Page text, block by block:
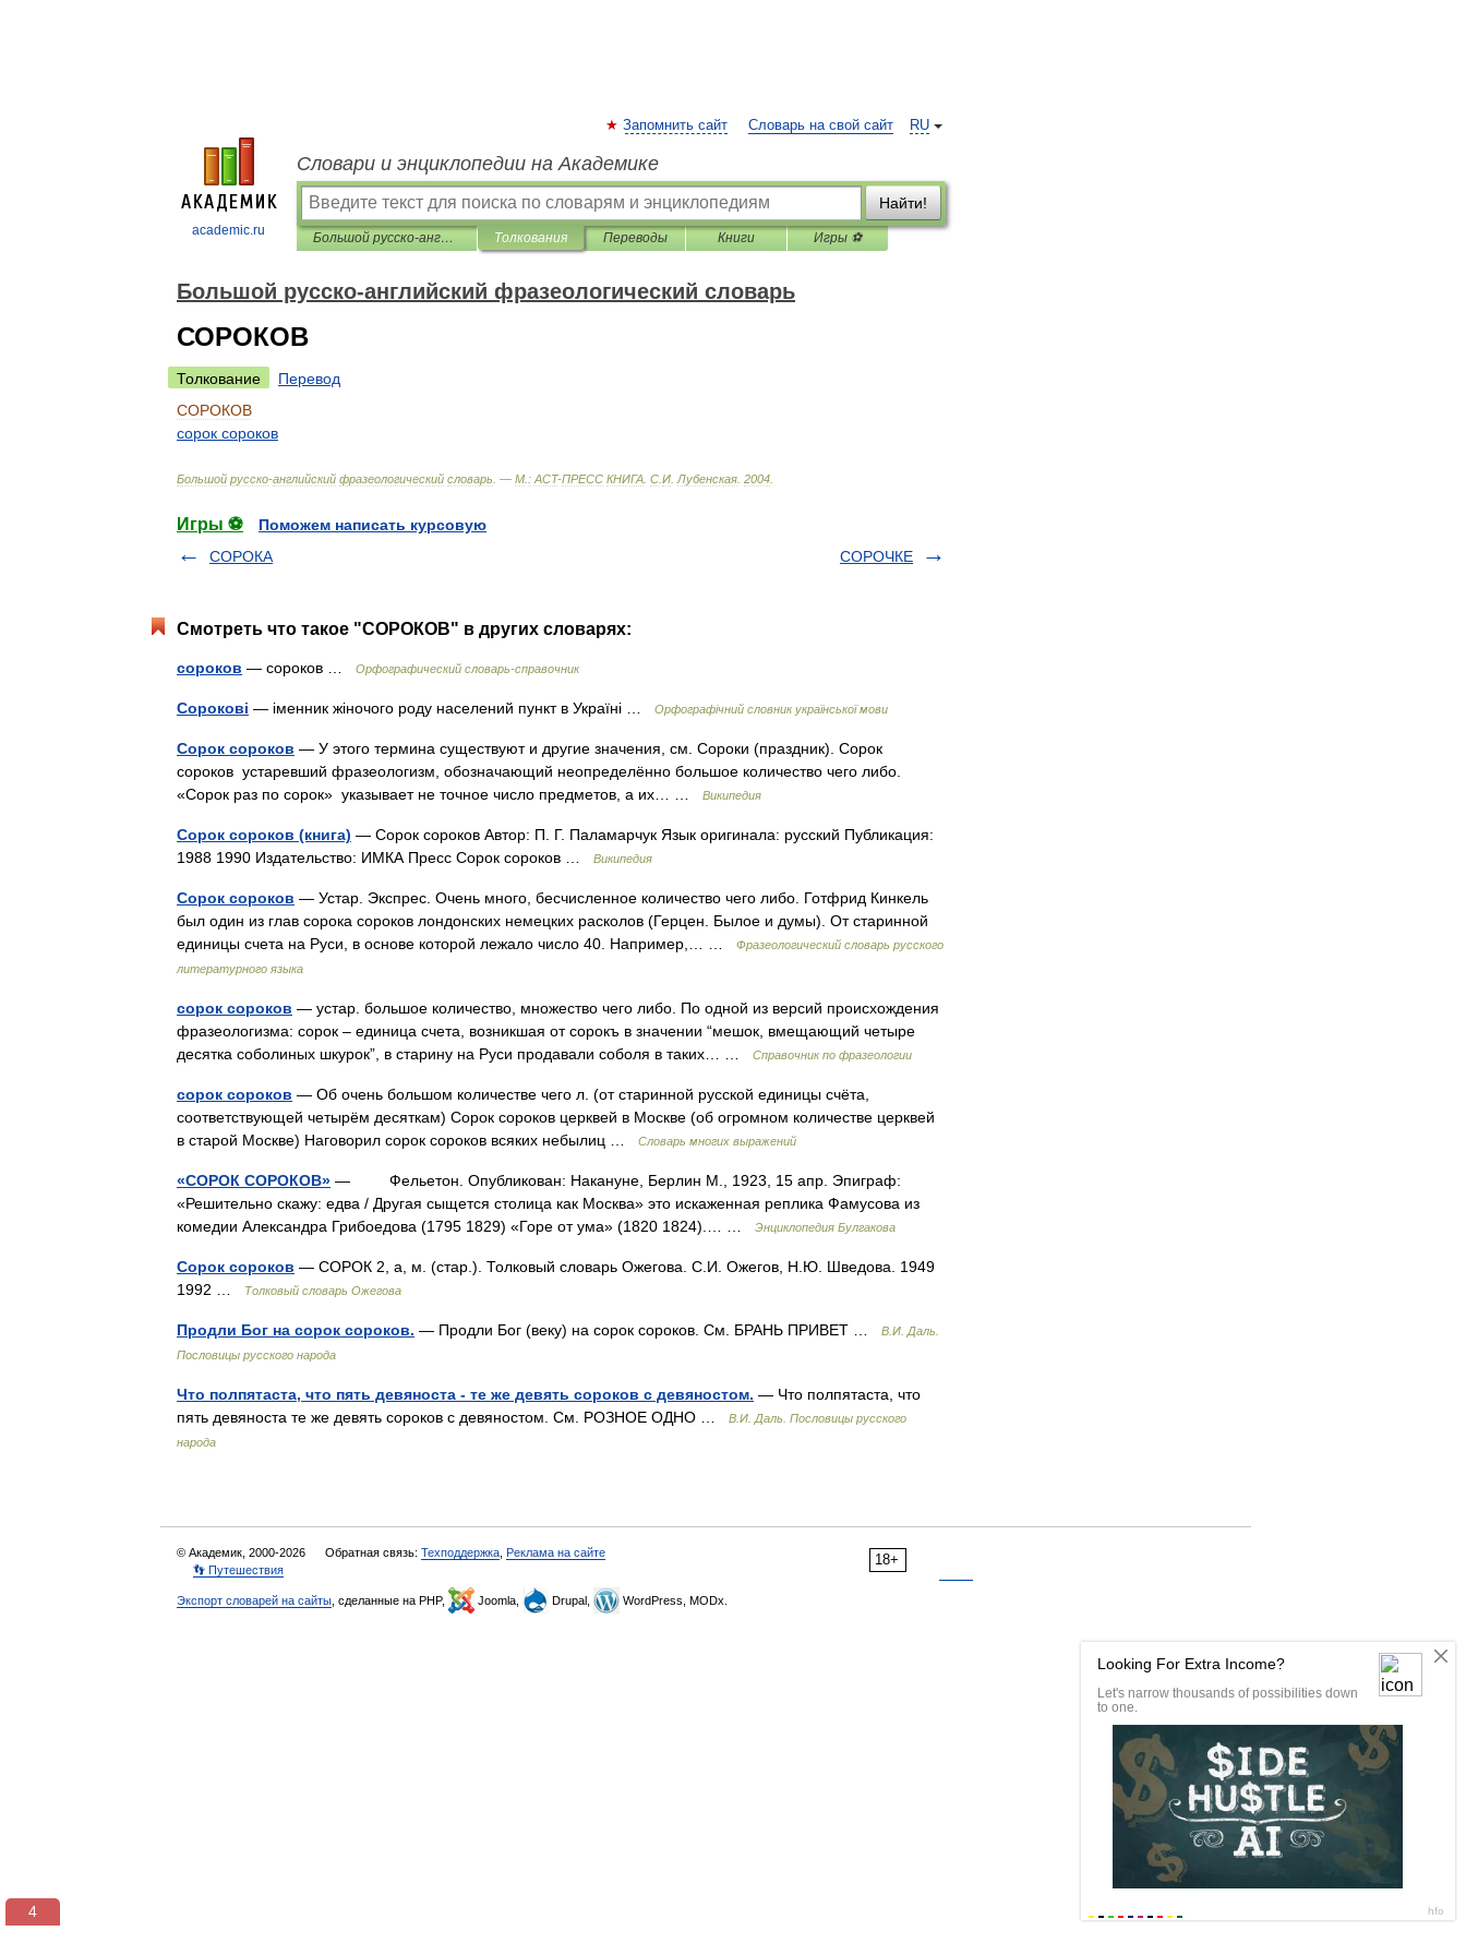
academic.ru
RU
Запомнить сайт Словарь на свой сайт
Словари и энциклопедии на Академике
Найти!
Большой русско-английский фразеологический словарь Толкования Переводы Книги Игры ⚽
Большой русско-английский фразеологический словарь
СОРОКОВ
Толкование
Перевод
СОРОКОВ
сорок сороков
Большой русско-английский фразеологический словарь . — М : ACT-ПРЕСС КНИГА С И Лубенская 2004
Игры ⚽
Поможем написать курсовую
СОРОКА
СОРОЧКЕ
Смотреть что такое "СОРОКОВ" в других словарях:
сороков — сороков … Орфографический словарь-справочник
Сорокові — іменник жіночого роду населений пункт в Україні … Орфографічний словник української мови
Сорок сороков — У этого термина существуют и другие значения, см. Сороки (праздник). Сорок
сороков устаревший фразеологизм, обозначающий неопределённо большое количество чего либо.
«Сорок раз по сорок» указывает не точное число предметов, а их… …
Википедия
Сорок сороков (книга) — Сорок сороков Автор: П. Г. Паламарчук Язык оригинала: русский Публикация:
1988 1990 Издательство: ИМКА Пресс Сорок сороков …
Википедия
Сорок сороков — Устар. Экспрес. Очень много, бесчисленное количество чего либо. Готфрид Кинкель
был один из глав сорока сороков лондонских немецких расколов (Герцен. Былое и думы). От старинной
единицы счета на Руси, в основе которой лежало число 40. Например,… …
Фразеологический словарь русского
литературного языка
сорок сороков — устар. большое количество, множество чего либо. По одной из версий происхождения
фразеологизма: сорок – единица счета, возникшая от сорокъ в значении “мешок, вмещающий четыре
десятка соболиных шкурок”, в старину на Руси продавали соболя в таких… …
Справочник по фразеологии
сорок сороков — Об очень большом количестве чего л. (от старинной русской единицы счёта,
соответствующей четырём десяткам) Сорок сороков церквей в Москве (об огромном количестве церквей
в старой Москве) Наговорил сорок сороков всяких небылиц …
Словарь многих выражений
«СОРОК СОРОКОВ» — Фельетон. Опубликован: Накануне, Берлин М., 1923, 15 апр. Эпиграф:
«Решительно скажу: едва / Другая сыщется столица как Москва» это искаженная реплика Фамусова из
комедии Александра Грибоедова (1795 1829) «Горе от ума» (1820 1824).… …
Энциклопедия Булгакова
Сорок сороков — СОРОК 2, а, м. (стар.). Толковый словарь Ожегова. С.И. Ожегов, Н.Ю. Шведова. 1949
1992 …
Толковый словарь Ожегова
Продли Бог на сорок сороков. — Продли Бог (веку) на сорок сороков. См. БРАНЬ ПРИВЕТ …
В.И. Даль.
Пословицы русского народа
Что полпятаста, что пять девяноста - те же девять сороков с девяностом. — Что полпятаста, что
пять девяноста те же девять сороков с девяностом. См. РОЗНОЕ ОДНО …
В.И. Даль. Пословицы русского
народа
18+
© Академик, 2000-2026 Обратная связь: Техподдержка Реклама на сайте
👣 Путешествия
Экспорт словарей на сайты , сделанные на PHP, Joomla, Drupal, WordPress, MODx.
3